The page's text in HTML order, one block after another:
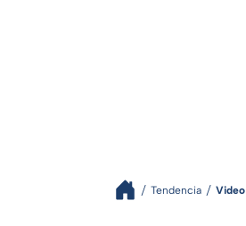
Tendencia Video